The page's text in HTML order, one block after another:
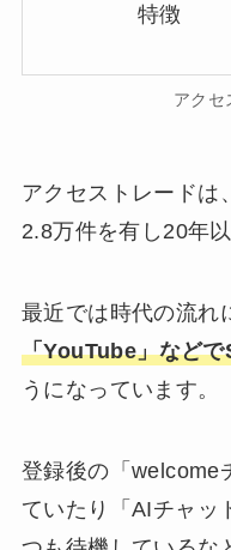
特徴
アクセ
アクセストレードは
2.8万件を有し20年
最近では時代の流れ
「YouTube」など
うになっています。
登録後の「welcome
ていたり「AIチャッ